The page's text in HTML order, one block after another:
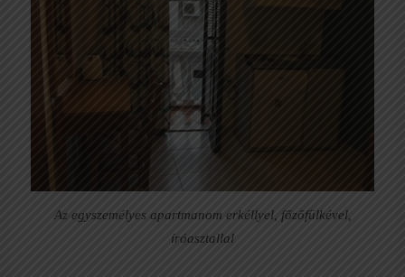
Az egyszemélyes apartmanom erkéllyel, főzőfülkével,
íróasztallal